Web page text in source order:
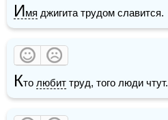
Имя джигита трудом славится.
Кто любит труд, того люди чтут.